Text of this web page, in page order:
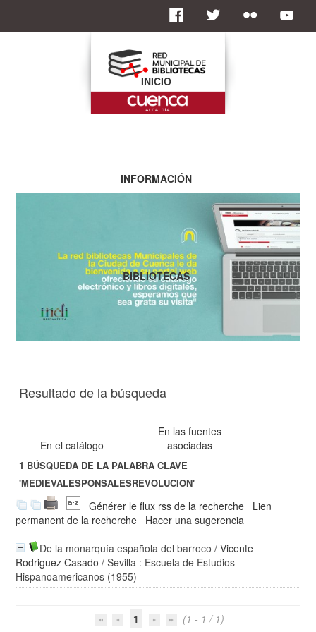
Resultado de la búsqueda
En el catálogo
En las fuentes
asociadas
1 BÚSQUEDA DE LA PALABRA CLAVE
'MEDIEVALESPONSALESREVOLUCION'
Générer le flux rss de la recherche
Lien
permanent de la recherche
Hacer una sugerencia
De la monarquía española del barroco /Vicente
Rodriguez Casado / Sevilla : Escuela de Estudios
Hispanoamericanos (1955)
1 (1 - 1 / 1)
INICIO
INFORMACIÓN
BIBLIOTECAS